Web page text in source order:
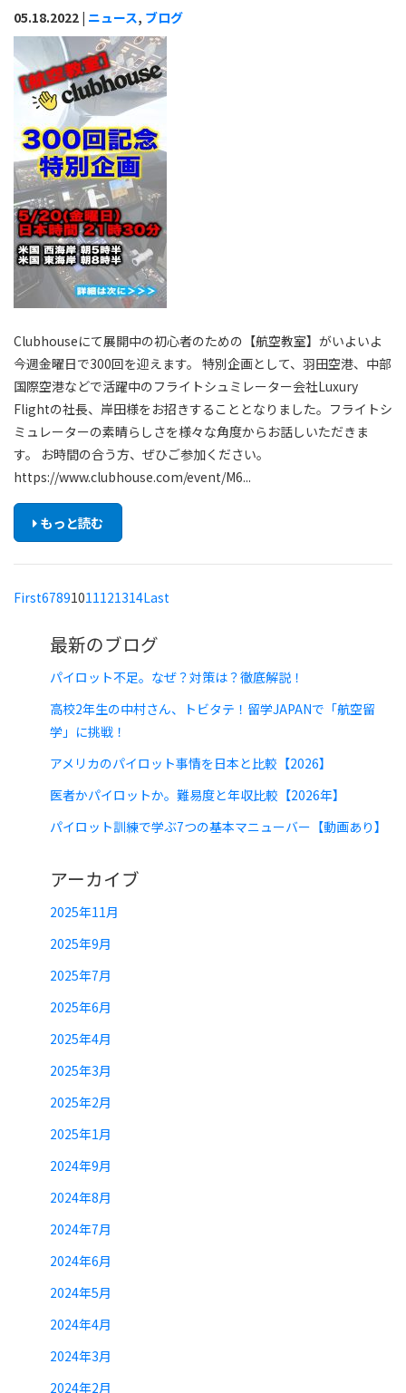
05.18.2022 | ニュース, ブログ
Clubhouseにて展開中の初心者のための【航空教室】がいよいよ
今週金曜日で300回を迎えます。 特別企画として、羽田空港、中部
国際空港などで活躍中のフライトシュミレーター会社Luxury
Flightの社長、岸田様をお招きすることとなりました。フライトシ
ミュレーターの素晴らしさを様々な角度からお話しいただきま
す。 お時間の合う方、ぜひご参加ください。
https://www.clubhouse.com/event/M6...
もっと読む
First67891011121314Last
最新のブログ
パイロット不足。なぜ？対策は？徹底解説！
高校2年生の中村さん、トビタテ！留学JAPANで「航空留
学」に挑戦！
アメリカのパイロット事情を日本と比較【2026】
医者かパイロットか。難易度と年収比較【2026年】
パイロット訓練で学ぶ7つの基本マニューバー【動画あり】
アーカイブ
2025年11月
2025年9月
2025年7月
2025年6月
2025年4月
2025年3月
2025年2月
2025年1月
2024年9月
2024年8月
2024年7月
2024年6月
2024年5月
2024年4月
2024年3月
2024年2月